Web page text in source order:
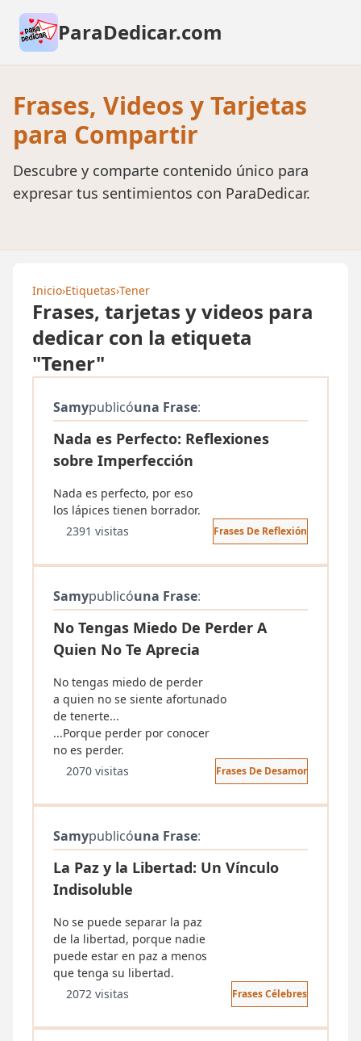
ParaDedicar.com
Frases, Videos y Tarjetas
para Compartir
Descubre y comparte contenido único para
expresar tus sentimientos con ParaDedicar.
Inicio›Etiquetas›Tener
Frases, tarjetas y videos para
dedicar con la etiqueta
"Tener"
Samypublicóuna Frase:
Nada es Perfecto: Reflexiones
sobre Imperfección
Nada es perfecto, por eso
los lápices tienen borrador.
2391 visitas
Frases De Reflexión
Samypublicóuna Frase:
No Tengas Miedo De Perder A
Quien No Te Aprecia
No tengas miedo de perder
a quien no se siente afortunado
de tenerte...
...Porque perder por conocer
no es perder.
2070 visitas
Frases De Desamor
Samypublicóuna Frase:
La Paz y la Libertad: Un Vínculo
Indisoluble
No se puede separar la paz
de la libertad, porque nadie
puede estar en paz a menos
que tenga su libertad.
2072 visitas
Frases Célebres